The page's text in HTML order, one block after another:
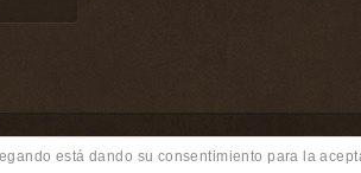
está dando su consentimiento para la